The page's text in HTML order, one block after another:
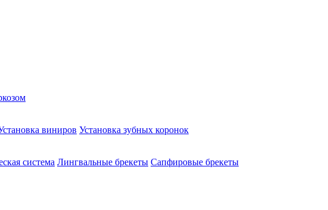
виниров Установка зубных коронок
система Лингвальные брекеты Сапфировые брекеты